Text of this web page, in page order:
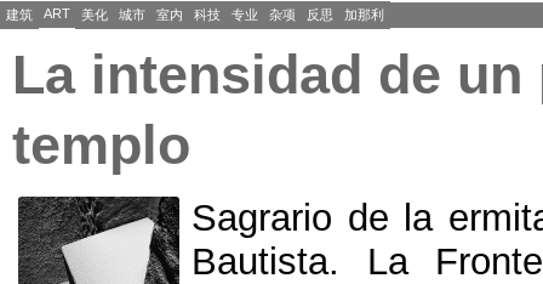
建筑 ART 美化 城市 室内 科技 专业 杂项 反思 加那利
La intensidad de un
templo
Sagrario de la
Bautista. La